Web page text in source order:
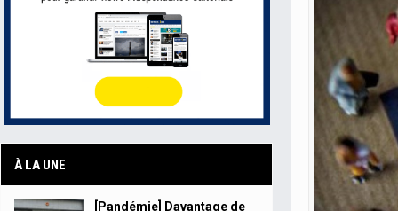
À LA UNE
[Pandémie] Davantage de